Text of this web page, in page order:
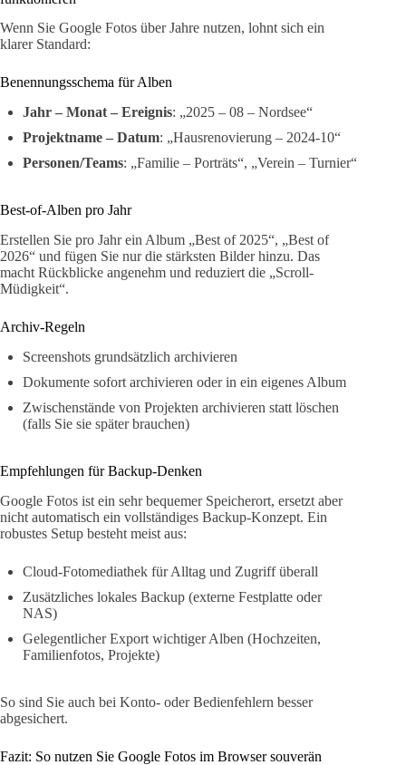
Wenn Sie Google Fotos über Jahre nutzen, lohnt sich ein
klarer Standard:
Benennungsschema für Alben
Jahr – Monat – Ereignis: „2025 – 08 – Nordsee“
Projektname – Datum: „Hausrenovierung – 2024-10“
Personen/Teams: „Familie – Porträts“, „Verein – Turnier“
Best-of-Alben pro Jahr
Erstellen Sie pro Jahr ein Album „Best of 2025“, „Best of
2026“ und fügen Sie nur die stärksten Bilder hinzu. Das
macht Rückblicke angenehm und reduziert die „Scroll-
Müdigkeit“.
Archiv-Regeln
Screenshots grundsätzlich archivieren
Dokumente sofort archivieren oder in ein eigenes Album
Zwischenstände von Projekten archivieren statt löschen
(falls Sie sie später brauchen)
Empfehlungen für Backup-Denken
Google Fotos ist ein sehr bequemer Speicherort, ersetzt aber
nicht automatisch ein vollständiges Backup-Konzept. Ein
robustes Setup besteht meist aus:
Cloud-Fotomediathek für Alltag und Zugriff überall
Zusätzliches lokales Backup (externe Festplatte oder
NAS)
Gelegentlicher Export wichtiger Alben (Hochzeiten,
Familienfotos, Projekte)
So sind Sie auch bei Konto- oder Bedienfehlern besser
abgesichert.
Fazit: So nutzen Sie Google Fotos im Browser souverän